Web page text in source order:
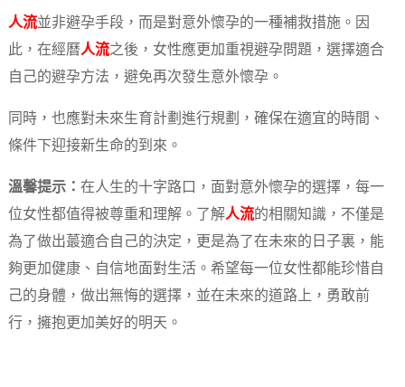
人流並非避孕手段，而是對意外懷孕的一種補救措施。因
此，在經曆人流之後，女性應更加重視避孕問題，選擇適合
自己的避孕方法，避免再次發生意外懷孕。
同時，也應對未來生育計劃進行規劃，確保在適宜的時間、
條件下迎接新生命的到來。
溫馨提示： 在人生的十字路口，面對意外懷孕的選擇，每一
位女性都值得被尊重和理解。了解人流的相關知識，不僅是
為了做出蕞適合自己的決定，更是為了在未來的日子裏，能
夠更加健康、自信地面對生活。希望每一位女性都能珍惜自
己的身體，做出無悔的選擇，並在未來的道路上，勇敢前
行，擁抱更加美好的明天。